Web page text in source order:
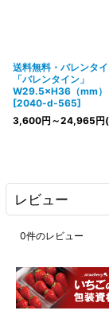
送料無料・バレンタ
「バレンタイン」
W29.5×H36（mm）
[2040-d-565]
3,600円 ～24,965円
レビュー
0件のレビュー